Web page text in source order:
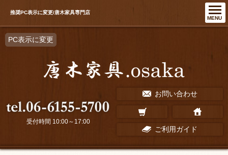
MENU
推奨PC表示に変更/唐木家具専門店
PC表示に変更
お問い合わせ
ご利用ガイド
受付時間 10:00～17:00